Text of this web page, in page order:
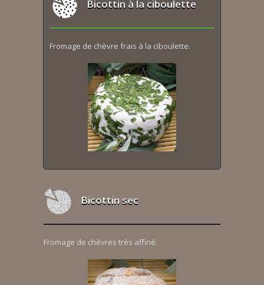
Bicottin à la ciboulette
Fromage de chèvre frais à la ciboulette.
Bicottin sec
Fromage de chèvres très affiné.